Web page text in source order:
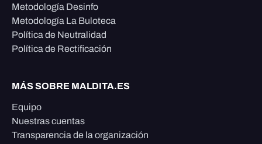
Metodología Desinfo
Metodología La Buloteca
Política de Neutralidad
Política de Rectificación
MÁS SOBRE MALDITA.ES
Equipo
Nuestras cuentas
Transparencia de la organización